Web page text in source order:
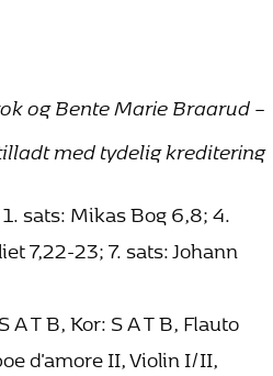
og Bente Marie Braarud –
med tydelig kreditering
sats: Mikas Bog 6,8; 4.
7,22-23; 7. sats: Johann
A T B, Kor: S A T B, Flauto
d'amore II, Violin I/II,